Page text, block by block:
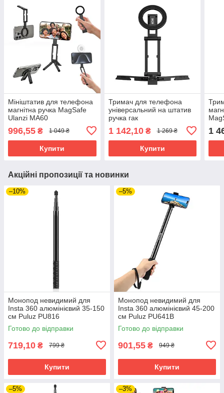
Мініштатив для телефона
магнітна ручка MagSafe
Ulanzi MA60
996,55 ₴ 1 049 ₴
Купити
Тримач для телефона
універсальний на штатив
ручка гак
MagSafe Ulanzi SK29 M101
1 142,10₴ 1 269 ₴
Купити
1
Акційні пропозиції та новинки
–10%
Монопод невидимий для
Insta 360 алюмінієвий 35-150
см Puluz PU816
Готово до відправки
719,10 ₴ 799 ₴
Купити
–5%
Монопод невидимий для
Insta 360 алюмінієвий 45-200
см Puluz PU641B
Готово до відправки
901,55 ₴ 949 ₴
Купити
–5% –3%